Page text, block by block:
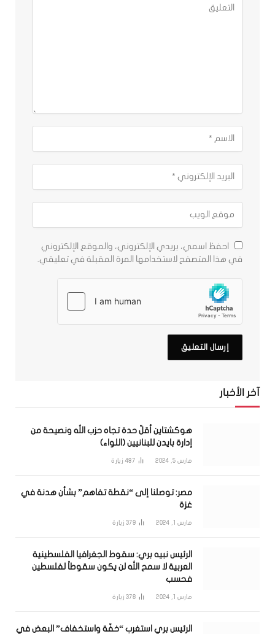
احفظ اسمي، بريدي الإلكتروني، والموقع الإلكتروني
في هذا المتصفح لاستخدامها المرة المقبلة في تعليقي.
آخر الأخبار
هوكشتاين أقلّ حدة تجاه حزب الله ونصيحة من
إدارة بايدن للبنانيين (اللواء)
مارس 5, 2024 487 زيارة
مصر: توصلنا إلى “نقطة تفاهم” بشأن هدنة في
غزة
مارس 1, 2024 379 زيارة
الرئيس نبيه بري: سقوط الجغرافيا الفلسطينية
العربية لا سمح الله لن يكون سقوطاً لفلسطين
فحسب
مارس 1, 2024 378 زيارة
الرئيس بري استغرب “خفّة واستخفاف” البعض في